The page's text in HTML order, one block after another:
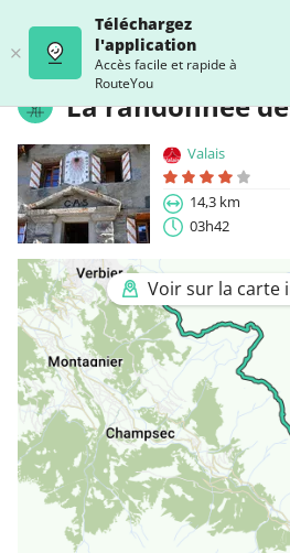
Téléchargez
l'application
Accès facile et rapide à
RouteYou
La randonnée
Valais
14,3 km
03h42
Voir sur la carte